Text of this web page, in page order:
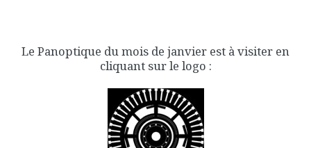
Le Panoptique du mois de janvier est à visiter en
cliquant sur le logo :